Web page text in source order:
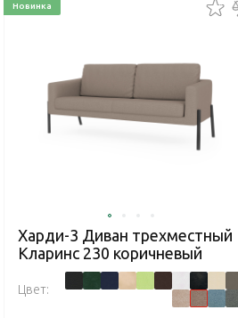
Новинка
Харди-3 Диван трехместный
Кларинс 230 коричневый
Цвет: